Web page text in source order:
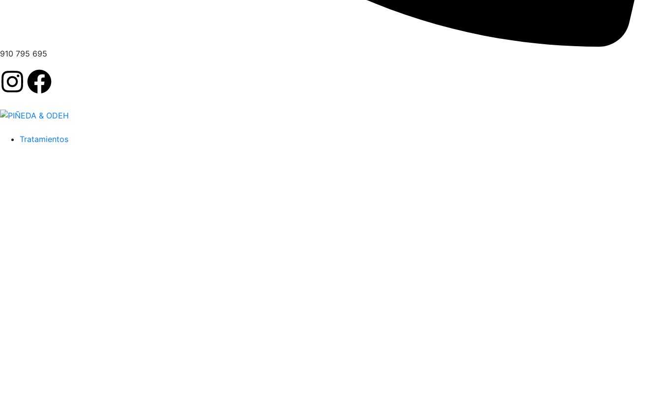
910 795 695
Tratamientos